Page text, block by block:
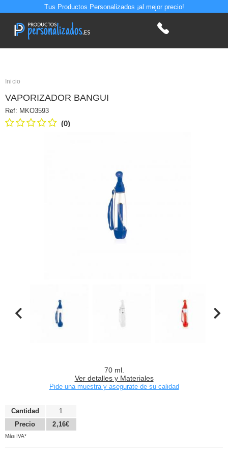
Tus Productos Personalizados ¡al mejor precio!
Inicio
VAPORIZADOR BANGUI
Ref: MKO3593
(0)
70 ml.
Ver detalles y Materiales
Pide una muestra y asegurate de su calidad
Cantidad
Precio
1
2,16€
Más IVA*